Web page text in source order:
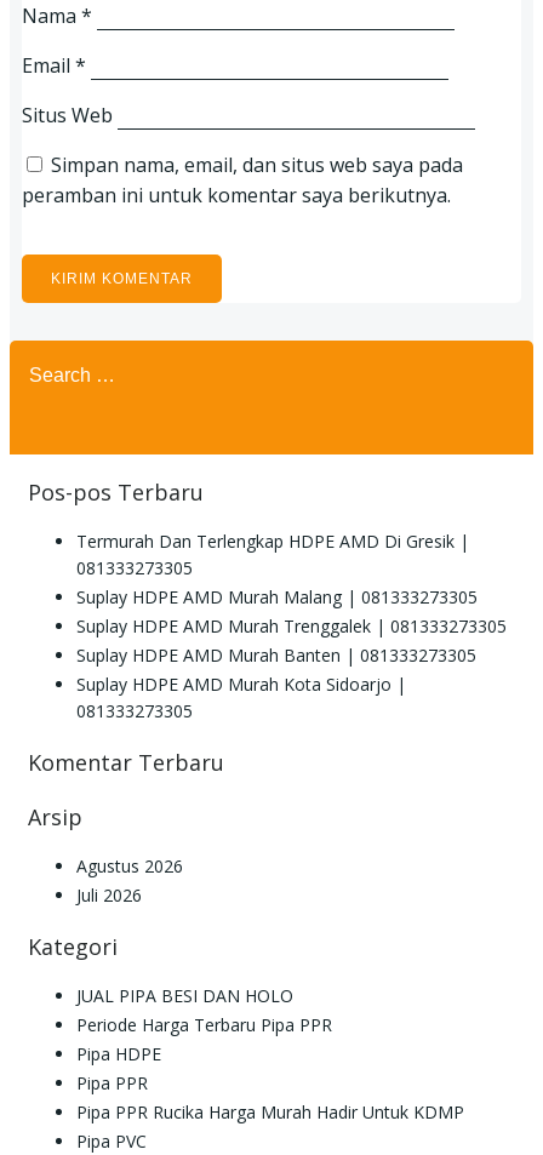
Nama *
Email *
Situs Web
Simpan nama, email, dan situs web saya pada
peramban ini untuk komentar saya berikutnya.
Search
for:
Pos-pos Terbaru
Termurah Dan Terlengkap HDPE AMD Di Gresik |
081333273305
Suplay HDPE AMD Murah Malang | 081333273305
Suplay HDPE AMD Murah Trenggalek | 081333273305
Suplay HDPE AMD Murah Banten | 081333273305
Suplay HDPE AMD Murah Kota Sidoarjo |
081333273305
Komentar Terbaru
Arsip
Agustus 2026
Juli 2026
Kategori
JUAL PIPA BESI DAN HOLO
Periode Harga Terbaru Pipa PPR
Pipa HDPE
Pipa PPR
Pipa PPR Rucika Harga Murah Hadir Untuk KDMP
Pipa PVC